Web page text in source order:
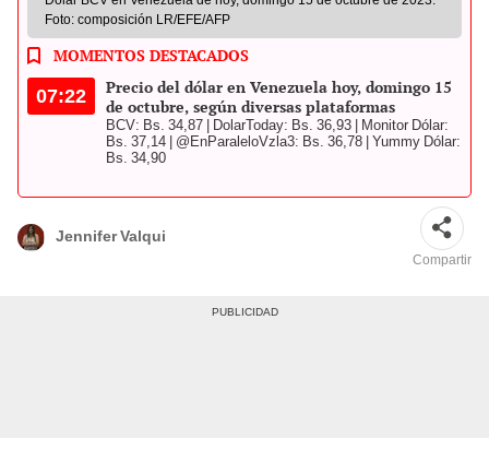
Foto: composición LR/EFE/AFP
MOMENTOS DESTACADOS
07:22
Precio del dólar en Venezuela hoy, domingo 15
de octubre, según diversas plataformas
BCV: Bs. 34,87 | DolarToday: Bs. 36,93 | Monitor Dólar:
Bs. 37,14 | @EnParaleloVzla3: Bs. 36,78 | Yummy Dólar:
Bs. 34,90
Jennifer Valqui
Compartir